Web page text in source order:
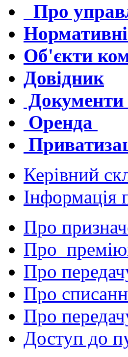
Про
Об'єкти
Довідник
Документи
Оренда
Керівний
Інформація
Про
Про
Про
Про
Про
Доступ до